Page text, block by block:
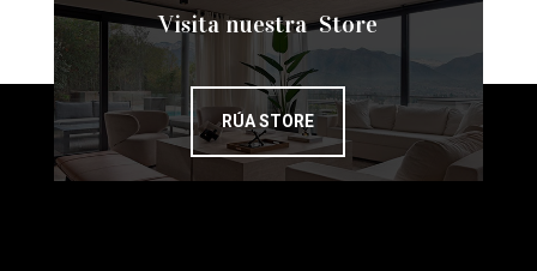
Visita nuestra Store
RÚA STORE